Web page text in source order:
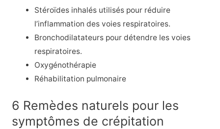
Stéroïdes inhalés utilisés pour réduire
l’inflammation des voies respiratoires.
Bronchodilatateurs pour détendre les voies
respiratoires.
Oxygénothérapie
Réhabilitation pulmonaire
6 Remèdes naturels pour les
symptômes de crépitation